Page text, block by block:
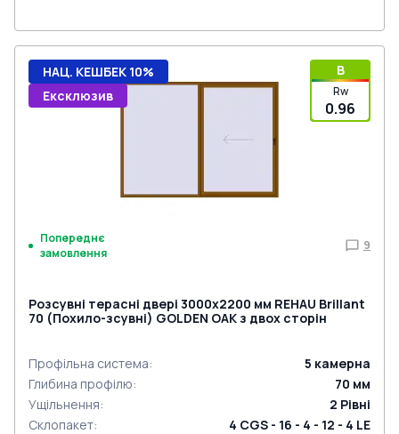
B
Rw
0.96
НАЦ. КЕШБЕК 10%
Ексклюзив
Попереднє
замовлення
9
Розсувні терасні двері 3000x2200 мм REHAU Brillant
70 (Похило-зсувні) GOLDEN OAK з двох сторін
Профільна система: 5 камерна
Глибина профілю: 70 мм
Ущільнення: 2 Рівні
Склопакет: 4 CGS - 16 - 4 - 12 - 4 LE